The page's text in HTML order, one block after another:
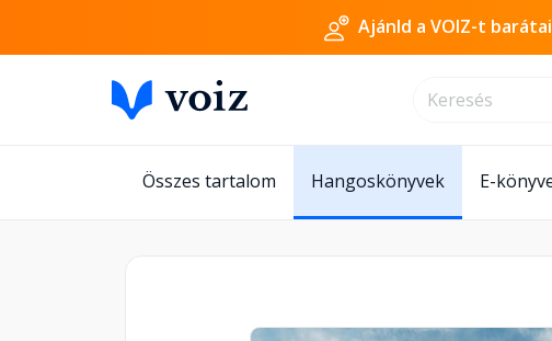
Ajánld a VOIZ-t
Összes tartalom Hangoskönyvek E-